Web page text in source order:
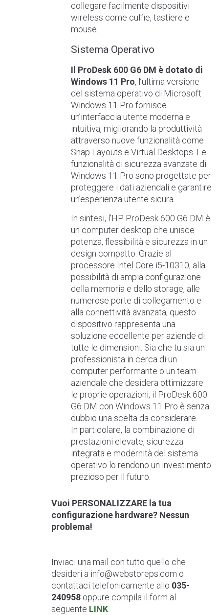
collegare facilmente dispositivi
wireless come cuffie, tastiere e
mouse.
Sistema Operativo
Il ProDesk 600 G6 DM è dotato di
Windows 11 Pro, l’ultima versione
del sistema operativo di Microsoft.
Windows 11 Pro fornisce
un’interfaccia utente moderna e
intuitiva, migliorando la produttività
attraverso nuove funzionalità come
Snap Layouts e Virtual Desktops. Le
funzionalità di sicurezza avanzate di
Windows 11 Pro sono progettate per
proteggere i dati aziendali e garantire
un’esperienza utente sicura.
In sintesi, l’HP ProDesk 600 G6 DM è
un computer desktop che unisce
potenza, flessibilità e sicurezza in un
design compatto. Grazie al
processore Intel Core i5-10310, alla
possibilità di ampia configurazione
della memoria e dello storage, alle
numerose porte di collegamento e
alla connettività avanzata, questo
dispositivo rappresenta una
soluzione eccellente per aziende di
tutte le dimensioni. Sia che tu sia un
professionista in cerca di un
computer performante o un team
aziendale che desidera ottimizzare
le proprie operazioni, il ProDesk 600
G6 DM con Windows 11 Pro è senza
dubbio una scelta da considerare.
In particolare, la combinazione di
prestazioni elevate, sicurezza
integrata e modernità del sistema
operativo lo rendono un investimento
prezioso per il futuro.
Vuoi PERSONALIZZARE la tua
configurazione hardware? Nessun
problema!
Inviaci una mail con tutto quello che
desideri a info@webstoreps.com o
contattaci telefonicamente allo 035-
240958 oppure compila il form al
seguente LINK.